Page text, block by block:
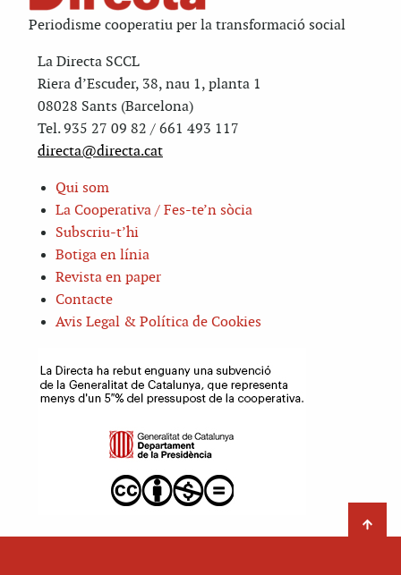
Periodisme cooperatiu per la transformació social
La Directa SCCL
Riera d’Escuder, 38, nau 1, planta 1
08028 Sants (Barcelona)
Tel. 935 27 09 82 / 661 493 117
directa@directa.cat
Qui som
La Cooperativa / Fes-te’n sòcia
Subscriu-t’hi
Botiga en línia
Revista en paper
Contacte
Avis Legal & Política de Cookies